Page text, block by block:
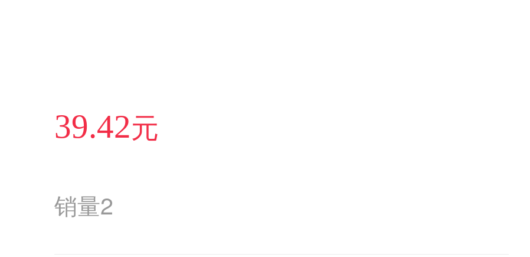
39.42元
销量2